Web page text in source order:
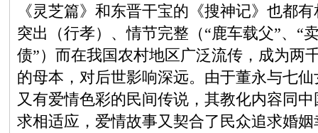
《灵芝篇》和东晋干宝的《搜神记》也都
突出（行孝）、情节完整（“鹿车载父”、“
债”）而在我国农村地区广泛流传，成为两
的母本，对后世影响深远。由于董永与七
又有爱情色彩的民间传说，其教化内容同
求相适应，爱情故事又契合了民众追求婚